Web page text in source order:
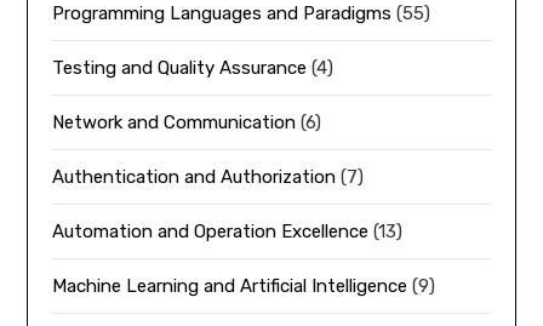
Programming Languages and Paradigms (55)
Testing and Quality Assurance (4)
Network and Communication (6)
Authentication and Authorization (7)
Automation and Operation Excellence (13)
Machine Learning and Artificial Intelligence (9)